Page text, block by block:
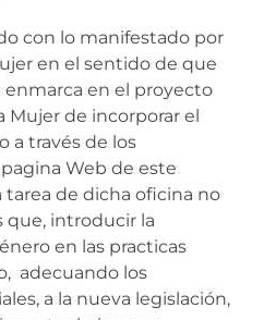
con lo manifestado por
en el sentido de que
enmarca en el proyecto
Mujer de incorporar el
a través de los
Web de este
tarea de dicha oficina no
que, introducir la
en las practicas
adecuando los
a la nueva legislación,